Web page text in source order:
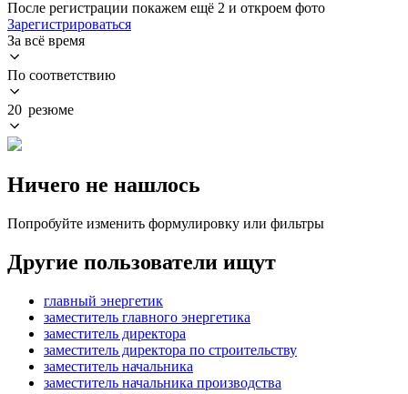
После регистрации покажем ещё 2 и откроем фото
Зарегистрироваться
За всё время
По соответствию
20 резюме
Ничего не нашлось
Попробуйте изменить формулировку или фильтры
Другие пользователи ищут
главный энергетик
заместитель главного энергетика
заместитель директора
заместитель директора по строительству
заместитель начальника
заместитель начальника производства